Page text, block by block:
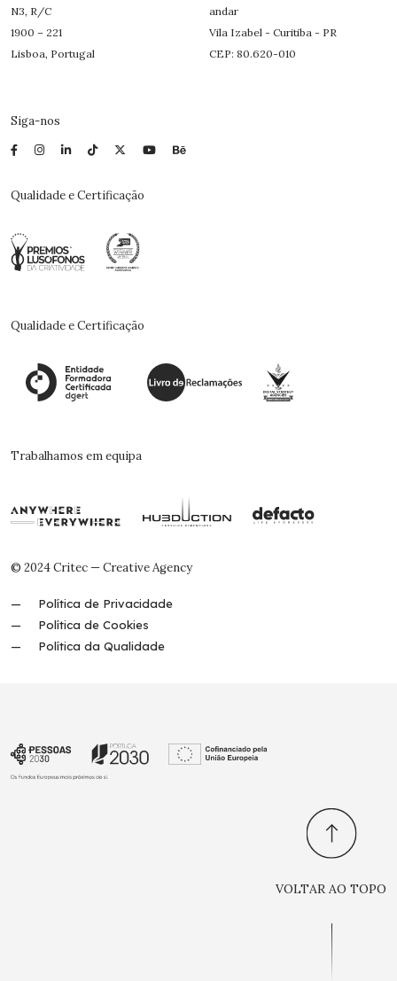
N3, R/C
1900 – 221
Lisboa, Portugal
andar
Vila Izabel - Curitiba - PR
CEP: 80.620-010
Siga-nos
Qualidade e Certificação
Qualidade e Certificação
Trabalhamos em equipa
© 2024 Critec — Creative Agency
Política de Privacidade
Política de Cookies
Política da Qualidade
VOLTAR AO TOPO